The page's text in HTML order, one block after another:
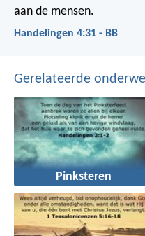
aan de mensen.
Handelingen 4:31 - BB
Gerelateerde
Pinksteren